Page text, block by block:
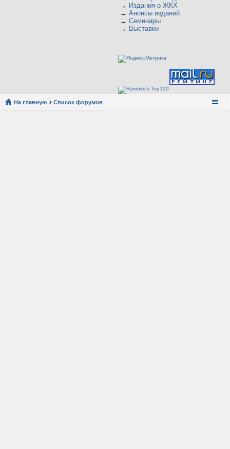
→ Издания о ЖКХ
→ Анонсы изданий
→ Семинары
→ Выставки
На главную Список форумов